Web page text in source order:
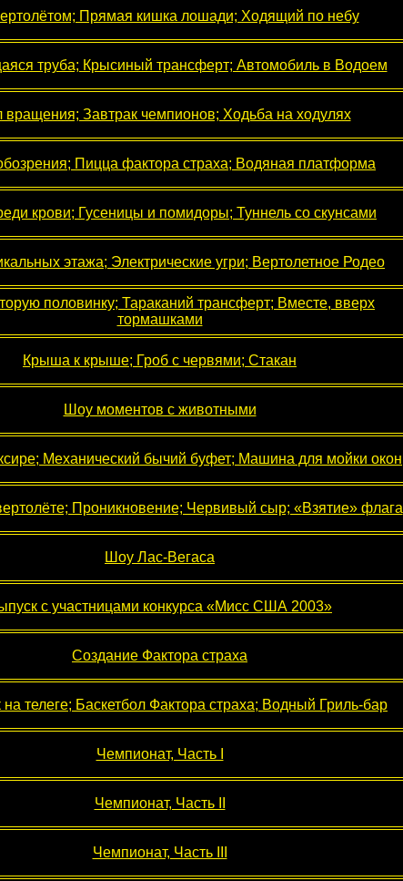
Прямая кишка лошади; Ходящий по небу
труба; Крысиный трансферт; Автомобиль в Водоем
вращения; Завтрак чемпионов; Ходьба на ходулях
Пицца фактора страха; Водяная платформа
крови; Гусеницы и помидоры; Туннель со скунсами
этажа; Электрические угри; Вертолетное Родео
половинку; Тараканий трансферт; Вместе, вверх
тормашками
Крыша к крыше; Гроб с червями; Стакан
Шоу моментов c животными
Механический бычий буфет; Машина для мойки окон
Проникновение; Червивый сыр; «Взятие» флага
Шоу Лас-Вегаса
с участницами конкурса «Мисс США 2003»
Создание Фактора страха
телеге; Баскетбол Фактора страха; Водный Гриль-бар
Чемпионат, Часть I
Чемпионат, Часть II
Чемпионат, Часть III